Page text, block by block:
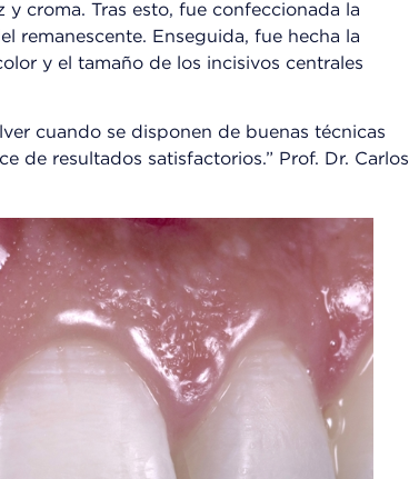
croma. Tras esto, fue confeccionada la
remanescente. Enseguida, fue hecha la
y el tamaño de los incisivos centrales
cuando se disponen de buenas técnicas
de resultados satisfactorios.” Prof. Dr. Carlos